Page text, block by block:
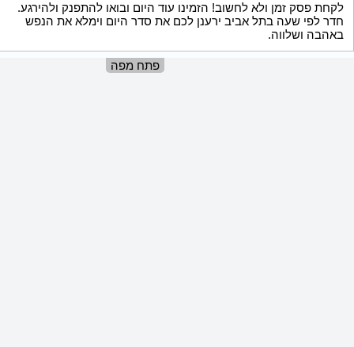
לקחת פסק זמן ולא לחשוב! הזמינו עוד היום ובואו להתפנק ולהירגע.
חדר לפי שעה בתל אביב ירענן לכם את סדר היום וימלא את הנפש
באהבה ושלווה.
פתח מפה